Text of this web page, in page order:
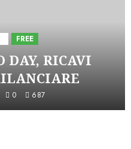
FREE
DAY, RICAVI
0 687